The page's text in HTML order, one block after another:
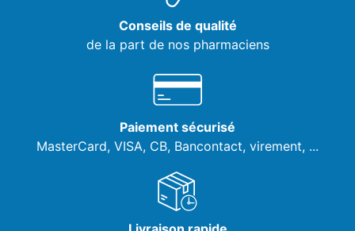
Conseils de qualité
de la part de nos pharmaciens
Paiement sécurisé
MasterCard, VISA, CB, Bancontact, virement, ...